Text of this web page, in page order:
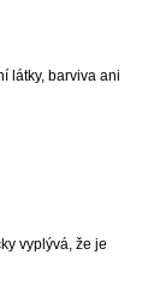
látky, barviva ani
vyplývá, že je